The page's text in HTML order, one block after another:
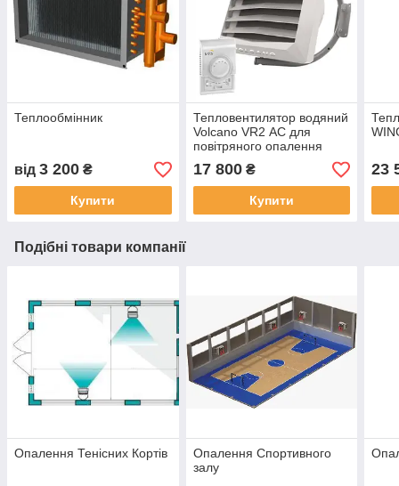
Теплообмінник
від 3 200 ₴
Купити
Тепловентилятор водяний
Volcano VR2 АС для
повітряного опалення
17 800₴
Купити
23
Подібні товари компанії
Опалення Тенісних Кортів
Опалення Спортивного
залу